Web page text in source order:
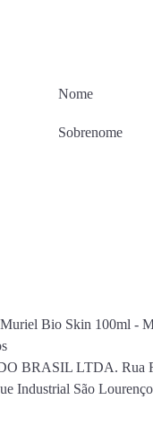
Nome
Sobrenome
BRASIL LTDA. Rua
Industrial São